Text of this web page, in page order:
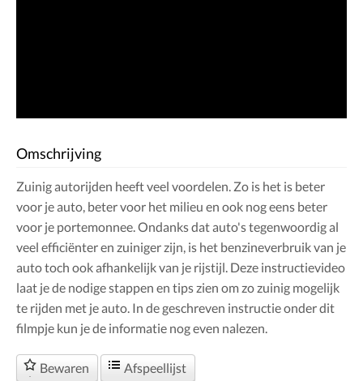
Omschrijving
Zuinig autorijden heeft veel voordelen. Zo is het is beter
voor je auto, beter voor het milieu en ook nog eens beter
voor je portemonnee. Ondanks dat auto's tegenwoordig al
veel efficiënter en zuiniger zijn, is het benzineverbruik van je
auto toch ook afhankelijk van je rijstijl. Deze instructievideo
laat je de nodige stappen en tips zien om zo zuinig mogelijk
te rijden met je auto. In de geschreven instructie onder dit
filmpje kun je de informatie nog even nalezen.
Bewaren Afspeellijst